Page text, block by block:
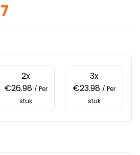
2x
€26.98 / Per
stuk
3x
€23.98 / Per
stuk